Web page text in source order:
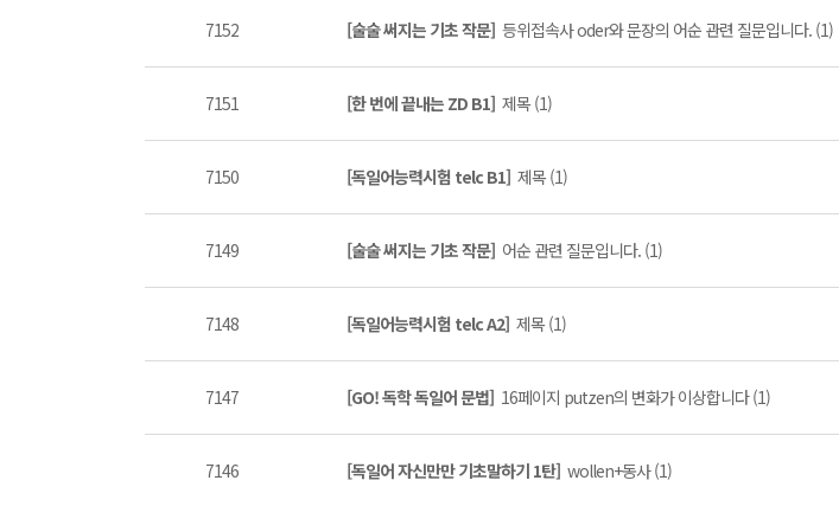
7152 [술술 써지는 기초 작문] 등위접속사 oder와 문장의 어순 관련 질문입니다. (1)
7151 [한 번에 끝내는 ZD B1] 제목 (1)
7150 [독일어능력시험 telc B1] 제목 (1)
7149 [술술 써지는 기초 작문] 어순 관련 질문입니다. (1)
7148 [독일어능력시험 telc A2] 제목 (1)
7147 [GO! 독학 독일어 문법] 16페이지 putzen의 변화가 이상합니다 (1)
7146 [독일어 자신만만 기초말하기 1탄] wollen+동사 (1)